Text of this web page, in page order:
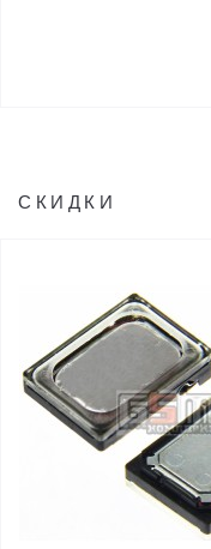
СКИДКИ